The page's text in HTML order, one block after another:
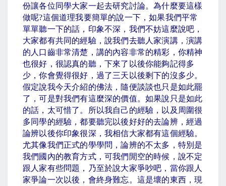
份讓各位同學大家一起去研究討論。為什麼要這樣
做呢?這個道理我要簡單的說一下，如果我們平常
單單聽一下的話，印象不深，我們不妨這麼說吧，
大家都有共同的經驗，說我們去聽人家演講，演講
的人口齒非常清楚，講的內容非常的精彩，你精神
也很好，很認真的聽，下來了以後你能夠記得多
少，你會覺得很好，過了三天以後剩下的沒多少。
假定說我今天介紹的佛法，隨便談談也只是如此罷
了，可是對我們有這麼深的價值。如果說只是如此
的話，太可惜了。所以我自己的經驗，以及周圍很
多同學的經驗，都要聽完以後好好的去論辨，經過
論辨以後你印象很深，我相信大家都有這個經驗。
尤其像我們正式的學學問，論辨的不太多，特別是
我們國內的教育方式，可我們閒空的時候，說不定
跟人家有些問題，乃至於說大家爭吵吧，當你跟人
家爭論一次以後，會終身難忘。這是壞的東西，現